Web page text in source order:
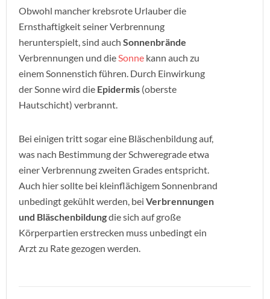
Obwohl mancher krebsrote Urlauber die
Ernsthaftigkeit seiner Verbrennung
herunterspielt, sind auch Sonnenbrände
Verbrennungen und dieSonne kann auch zu
einem Sonnenstich führen. Durch Einwirkung
der Sonne wird die Epidermis (oberste
Hautschicht) verbrannt.
Bei einigen tritt sogar eine Bläschenbildung auf,
was nach Bestimmung der Schweregrade etwa
einer Verbrennung zweiten Grades entspricht.
Auch hier sollte bei kleinflächigem Sonnenbrand
unbedingt gekühlt werden, bei Verbrennungen
und Bläschenbildungdie sich auf große
Körperpartien erstrecken muss unbedingt ein
Arzt zu Rate gezogen werden.